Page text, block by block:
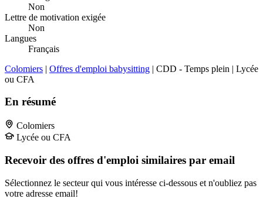
Non
Lettre de motivation exigée
Non
Langues
Français
Colomiers | Offres d'emploi babysitting | CDD - Temps plein | Lycée
ou CFA
En résumé
Colomiers
Lycée ou CFA
Recevoir des offres d'emploi similaires par email
Sélectionnez le secteur qui vous intéresse ci-dessous et n'oubliez pas
votre adresse email!